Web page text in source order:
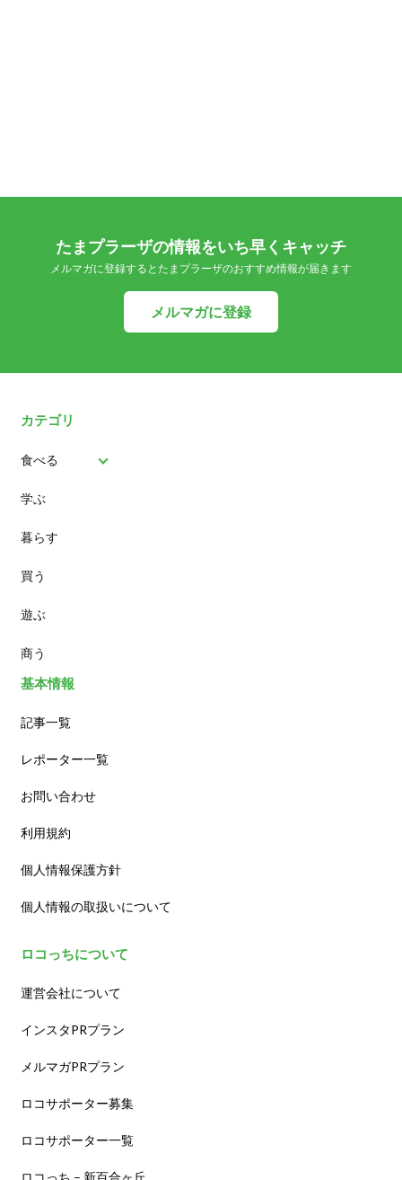
たまプラーザの情報をいち早くキャッチ
メルマガに登録するとたまプラーザのおすすめ情報が届きます
メルマガに登録
カテゴリ
食べる
パン
スイーツ
ランチ
カフェ
学ぶ
暮らす
買う
遊ぶ
商う
基本情報
記事一覧
レポーター一覧
お問い合わせ
利用規約
個人情報保護方針
個人情報の取扱いについて
ロコっちについて
運営会社について
インスタPRプラン
メルマガPRプラン
ロコサポーター募集
ロコサポーター一覧
ロコっち – 新百合ヶ丘